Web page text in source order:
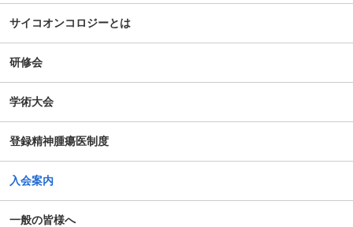
サイコオンコロジーとは
研修会
学術大会
登録精神腫瘍医制度
入会案内
一般の皆様へ